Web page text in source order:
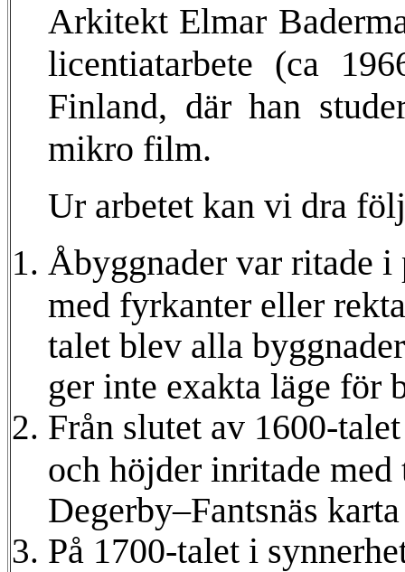
Arkitekt Elmar
licentiatarbete (ca
Finland, där han
mikro film.
Ur arbetet kan vi dra
Åbyggnader var ritade
med fyrkanter eller
talet blev alla
ger inte exakta läge för
Från slutet av 1600-
och höjder inritade
Degerby–Fantsnäs
På 1700-talet i